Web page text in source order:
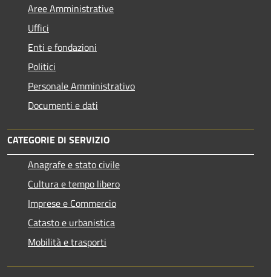
Aree Amministrative
Uffici
Enti e fondazioni
Politici
Personale Amministrativo
Documenti e dati
CATEGORIE DI SERVIZIO
Anagrafe e stato civile
Cultura e tempo libero
Imprese e Commercio
Catasto e urbanistica
Mobilità e trasporti